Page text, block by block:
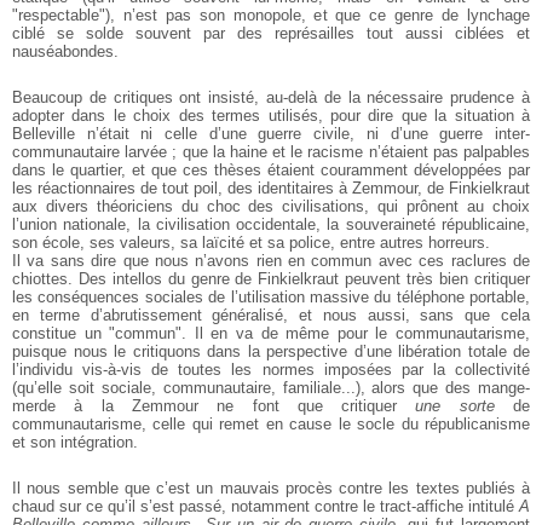
"respectable"), n’est pas son monopole, et que ce genre de lynchage
ciblé se solde souvent par des représailles tout aussi ciblées et
nauséabondes.
Beaucoup de critiques ont insisté, au-delà de la nécessaire prudence à
adopter dans le choix des termes utilisés, pour dire que la situation à
Belleville n’était ni celle d’une guerre civile, ni d’une guerre inter-
communautaire larvée ; que la haine et le racisme n’étaient pas palpables
dans le quartier, et que ces thèses étaient couramment développées par
les réactionnaires de tout poil, des identitaires à Zemmour, de Finkielkraut
aux divers théoriciens du choc des civilisations, qui prônent au choix
l’union nationale, la civilisation occidentale, la souveraineté républicaine,
son école, ses valeurs, sa laïcité et sa police, entre autres horreurs.
Il va sans dire que nous n’avons rien en commun avec ces raclures de
chiottes. Des intellos du genre de Finkielkraut peuvent très bien critiquer
les conséquences sociales de l’utilisation massive du téléphone portable,
en terme d’abrutissement généralisé, et nous aussi, sans que cela
constitue un "commun". Il en va de même pour le communautarisme,
puisque nous le critiquons dans la perspective d’une libération totale de
l’individu vis-à-vis de toutes les normes imposées par la collectivité
(qu’elle soit sociale, communautaire, familiale...), alors que des mange-
merde à la Zemmour ne font que critiquerune sortede
communautarisme, celle qui remet en cause le socle du républicanisme
et son intégration.
Il nous semble que c’est un mauvais procès contre les textes publiés à
chaud sur ce qu’il s’est passé, notamment contre le tract-affiche intitulé A